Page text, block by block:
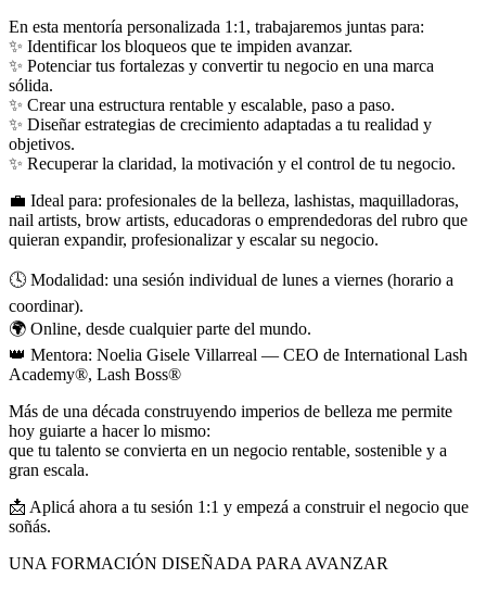
En esta mentoría personalizada 1:1, trabajaremos juntas para:
✨ Identificar los bloqueos que te impiden avanzar.
✨ Potenciar tus fortalezas y convertir tu negocio en una marca
sólida.
✨ Crear una estructura rentable y escalable, paso a paso.
✨ Diseñar estrategias de crecimiento adaptadas a tu realidad y
objetivos.
✨ Recuperar la claridad, la motivación y el control de tu negocio.
💼 Ideal para: profesionales de la belleza, lashistas, maquilladoras,
nail artists, brow artists, educadoras o emprendedoras del rubro que
quieran expandir, profesionalizar y escalar su negocio.
🕓 Modalidad: una sesión individual de lunes a viernes (horario a
coordinar).
🌍 Online, desde cualquier parte del mundo.
👑 Mentora: Noelia Gisele Villarreal — CEO de International Lash
Academy®, Lash Boss®
Más de una década construyendo imperios de belleza me permite
hoy guiarte a hacer lo mismo:
que tu talento se convierta en un negocio rentable, sostenible y a
gran escala.
📩 Aplicá ahora a tu sesión 1:1 y empezá a construir el negocio que
soñás.
UNA FORMACIÓN DISEÑADA PARA AVANZAR